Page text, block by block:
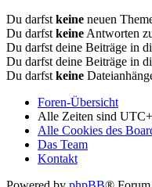
Du darfst keine neuen
Du darfst keine Antworten
Du darfst deine Beiträge in
Du darfst deine Beiträge in
Du darfst keine
Foren-Übersicht
Alle Zeiten sind
Alle Cookies des
Das Team
Kontakt